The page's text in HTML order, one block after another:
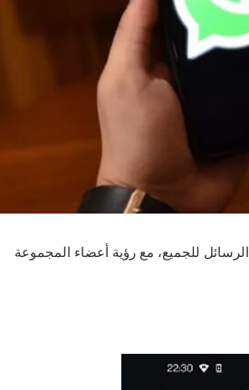
للجميع، مع رؤية أعضاء المجموعة